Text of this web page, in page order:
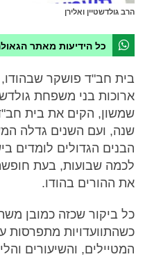
הרב גולדשטיין ואלירן
כל הידיעות מאתר
בית חב"ד פושקר
ארוכות בני משפחת
שמשון, הקים את בית
שנה, ועם השנים גדלה
הבנים הגדולים לומדים
לכמה שבועות, בעת
את ההורים בהודו.
כל ביקור שכזה כמובן
כשהתוועדויות מתפרסות
המטיילים, והשיעורים